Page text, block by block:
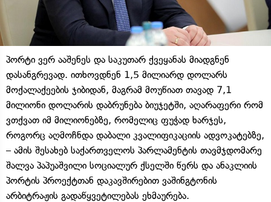
პორტი ვერ ააშენეს და საკუთარ ქვეყანას მიადგნენ
დასანგრევად. ითხოვდნენ 1,5 მილიარდ დოლარს
მოქალაქეების ჯიბიდან, მაგრამ მოუწიათ თავად 7,1
მილიონი დოლარის დაბრუნება ბიუჯეტში, აღარაფერი რომ
ვთქვათ იმ მილიონებზე, რომელიც ფუჭად ხარჯეს,
როგორც აღმოჩნდა დაბალი კვალიფიკაციის ადვოკატებზე,
– ამის შესახებ საქართველოს პარლამენტის თავმჯდომარე
შალვა პაპუაშვილი სოციალურ ქსელში წერს და ანაკლიის
პორტის პროექტთან დაკავშირებით ვაშინგტონის
არბიტრაჟის გადაწყვეტილებას ეხმაურება.